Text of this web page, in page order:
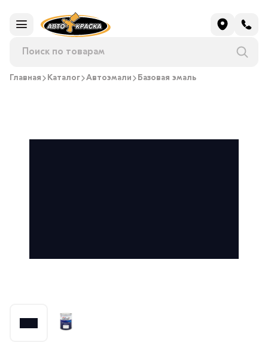
Главная Каталог Автоэмали Базовая эмаль